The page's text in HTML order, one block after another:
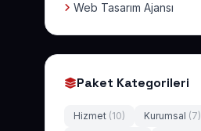
Web Tasarım Ajansı
Paket Kategorileri
Hizmet (10) Kurumsal (7)